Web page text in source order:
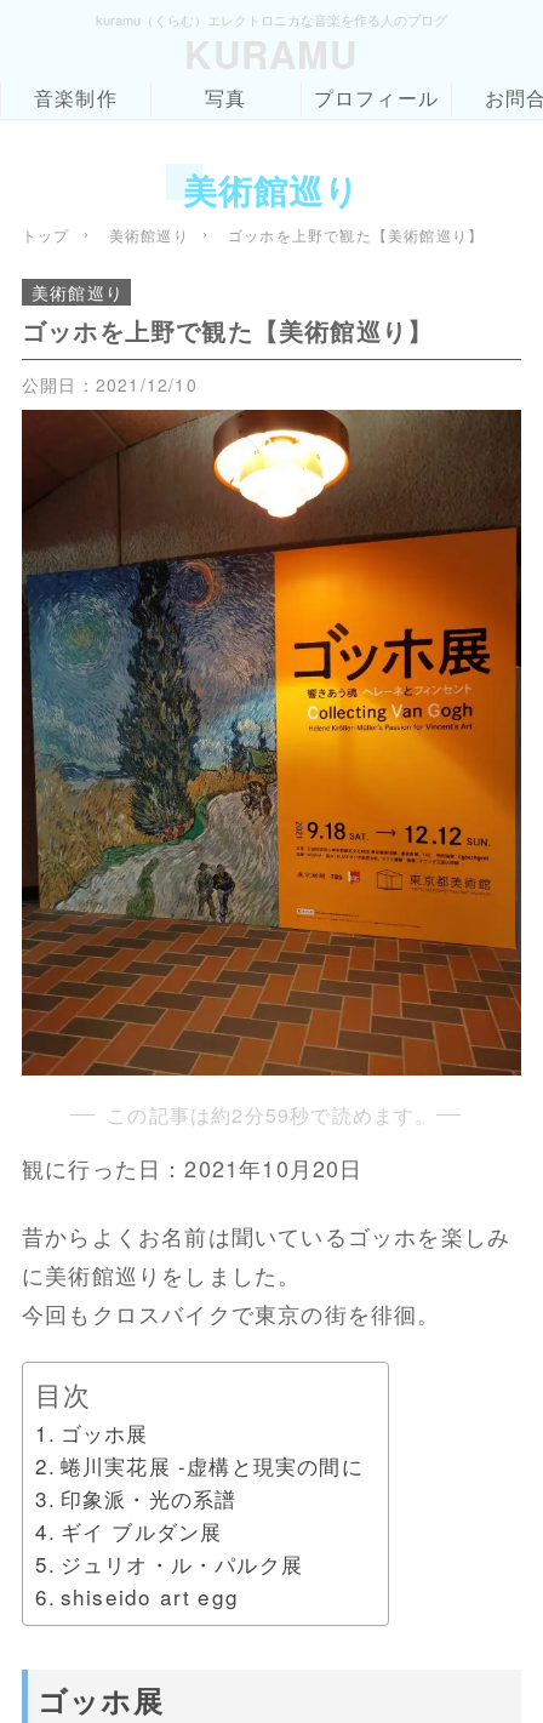
kuramu（くらむ）エレクトロニカな音楽を作る人のブログ
KURAMU
音楽制作 写真 プロフィール お問
美術館巡り
トップ › 美術館巡り › ゴッホを上野で観た【美術館巡り】
美術館巡り
ゴッホを上野で観た【美術館巡り】
公開日： 2021/12/10
この記事は約2分59秒で読めます。
観に行った日：2021年10月20日
昔からよくお名前は聞いているゴッホを楽しみ
に美術館巡りをしました。
今回もクロスバイクで東京の街を徘徊。
目次
ゴッホ展
蜷川実花展 -虚構と現実の間に
印象派・光の系譜
ギイ ブルダン展
ジュリオ・ル・パルク展
shiseido art egg
ゴッホ展